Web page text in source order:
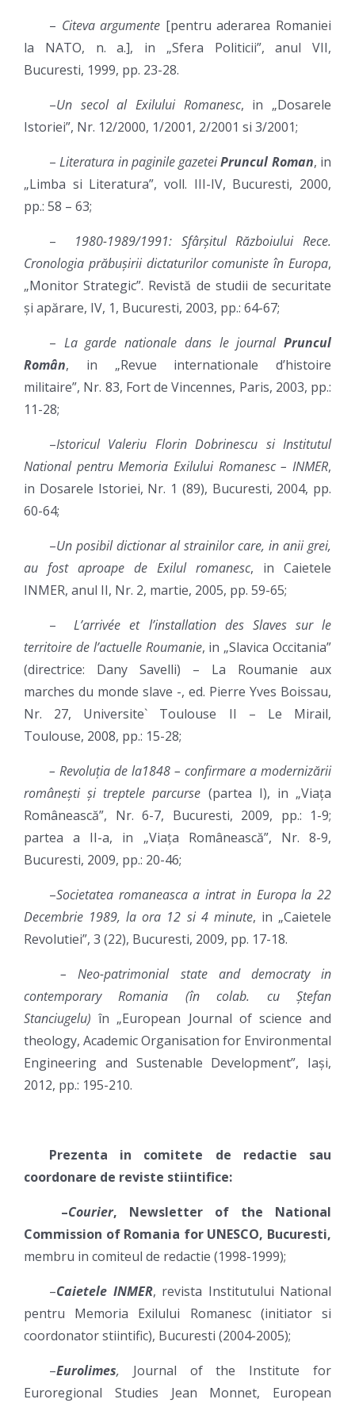
– Citeva argumente [pentru aderarea Romaniei
la NATO, n. a.], in „Sfera Politicii”, anul VII,
Bucuresti, 1999, pp. 23-28.
–Un secol al Exilului Romanesc, in „Dosarele
Istoriei”, Nr. 12/2000, 1/2001, 2/2001 si 3/2001;
–Literatura in paginile gazeteiPruncul Roman, in
„Limba si Literatura”, voll. III-IV, Bucuresti, 2000,
pp.: 58 – 63;
– 1980-1989/1991: Sfârșitul Războiului Rece.
Cronologia prăbușirii dictaturilor comuniste în Europa,
„Monitor Strategic”. Revistă de studii de securitate
și apărare, IV, 1, Bucuresti, 2003, pp.: 64-67;
– La garde nationale dans le journalPruncul
Român, in „Revue internationale d’histoire
militaire”, Nr. 83, Fort de Vincennes, Paris, 2003, pp.:
11-28;
–Istoricul Valeriu Florin Dobrinescu si Institutul
National pentru Memoria Exilului Romanesc – INMER,
in Dosarele Istoriei, Nr. 1 (89), Bucuresti, 2004, pp.
60-64;
–Un posibil dictionar al strainilor care, in anii grei,
au fost aproape de Exilul romanesc, in Caietele
INMER, anul II, Nr. 2, martie, 2005, pp. 59-65;
–L’arrivée et l’installation des Slaves sur le
territoire de l’actuelle Roumanie, in „Slavica Occitania”
(directrice: Dany Savelli) – La Roumanie aux
marches du monde slave -, ed. Pierre Yves Boissau,
Nr. 27, Universite` Toulouse II – Le Mirail,
Toulouse, 2008, pp.: 15-28;
– Revoluția de la1848 – confirmare a modernizării
româneștiși treptele parcurse (partea I), in „Viața
Românească”, Nr. 6-7, Bucuresti, 2009, pp.: 1-9;
partea a II-a, in „Viața Românească”, Nr. 8-9,
Bucuresti, 2009, pp.: 20-46;
–Societatea romaneasca a intrat in Europa la 22
Decembrie 1989, la ora 12 si 4 minute, in „Caietele
Revolutiei”, 3 (22), Bucuresti, 2009, pp. 17-18.
– Neo-patrimonial state and democraty in
contemporary Romania (în colab. cu Ștefan
Stanciugelu) în „European Journal of science and
theology, Academic Organisation for Environmental
Engineering and Sustenable Development”, Iași,
2012, pp.: 195-210.
Prezenta in comitete de redactie sau
coordonare de reviste stiintifice:
–Courier, Newsletter of the National
Commission of Romania for UNESCO, Bucuresti,
membru in comiteul de redactie (1998-1999);
–Caietele INMER, revista Institutului National
pentru Memoria Exilului Romanesc (initiator si
coordonator stiintific), Bucuresti (2004-2005);
–Eurolimes, Journal of the Institute for
Euroregional Studies Jean Monnet, European